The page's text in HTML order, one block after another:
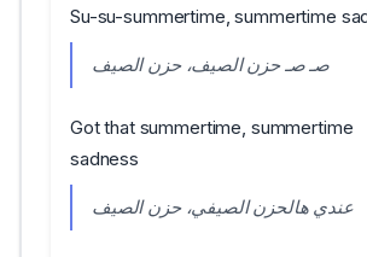
Su-su-summertime, summertime
صـ صـ حزن الصيف، حزن الصيف
Got that summertime, summertime
sadness
عندي هالحزن الصيفي، حزن الصيف